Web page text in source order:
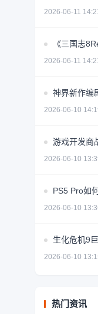
2026-06-11
《三国志
2026-06-11
神界新作编
2026-06-10
游戏开发商
2026-06-10
PS5 Pro如
2026-06-10
生化危机9
2026-06-10
热门资讯